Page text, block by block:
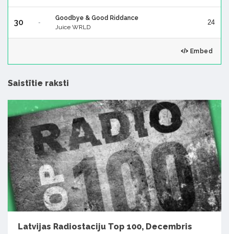
30 -
Goodbye & Good Riddance
Juice WRLD
24
Embed
Saistītie raksti
Latvijas Radiostaciju Top 100, Decembris